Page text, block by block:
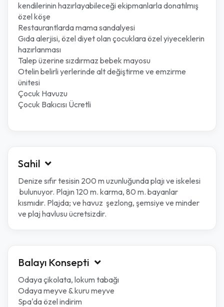
kendilerinin hazırlayabileceği ekipmanlarla donatılmış
özel köşe
Restaurantlarda mama sandalyesi
Gıda alerjisi, özel diyet olan çocuklara özel yiyeceklerin
hazırlanması
Talep üzerine sızdırmaz bebek mayosu
Otelin belirli yerlerinde alt değiştirme ve emzirme
ünitesi
Çocuk Havuzu
Çocuk Bakıcısı Ücretli
Sahil
Denize sıfır tesisin 200 m uzunluğunda plajı ve iskelesi
bulunuyor. Plajın 120 m. karma, 80 m. bayanlar
kısmıdır. Plajda; ve havuz şezlong, şemsiye ve minder
ve plaj havlusu ücretsizdir.
Balayı Konsepti
Odaya çikolata, lokum tabağı
Odaya meyve & kuru meyve
Spa'da özel indirim